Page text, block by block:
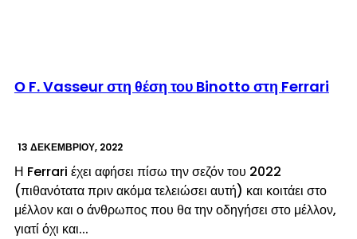
Ο F. Vasseur στη θέση του Binotto στη Ferrari
13 ΔΕΚΕΜΒΡΊΟΥ, 2022
Η Ferrari έχει αφήσει πίσω την σεζόν του 2022
(πιθανότατα πριν ακόμα τελειώσει αυτή) και κοιτάει στο
μέλλον και ο άνθρωπος που θα την οδηγήσει στο μέλλον,
γιατί όχι και...